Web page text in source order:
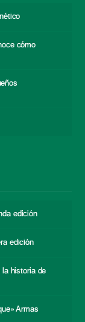
cómo
edición
edición
la historia de
Armas